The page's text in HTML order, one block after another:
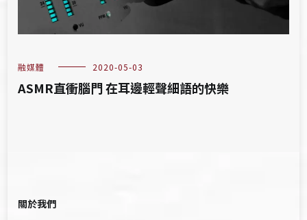
融媒體 2020-05-03
ASMR直衝腦門 在耳邊輕聲細語的快樂
關於我們